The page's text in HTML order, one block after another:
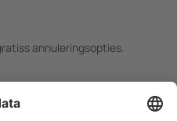
annuleringsopties.
aanbiedingen voor